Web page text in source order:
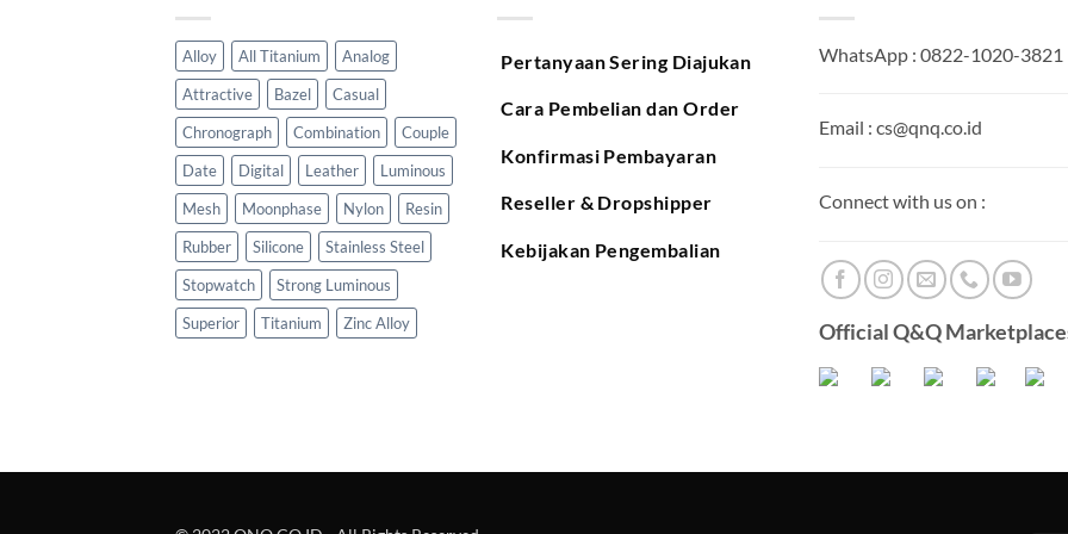
Alloy All Titanium
Analog
Attractive
Bazel
Casual
Chronograph
Combination
Couple
Date
Digital Leather
Luminous
Mesh
Moonphase Nylon
Resin
Rubber
Silicone
Stainless Steel
Stopwatch
Strong Luminous
Superior
Titanium Zinc Alloy
Pertanyaan Sering Diajukan
Cara Pembelian dan Order
Konfirmasi Pembayaran
Reseller & Dropshipper
Kebijakan Pengembalian
WhatsApp : 0822-1020-3821
Email : cs@qnq.co.id
Connect with us on :
Official Q&Q